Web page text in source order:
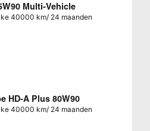
Multi-Vehicle
40000 km/ 24 maanden
HD-A Plus 80W90
40000 km/ 24 maanden